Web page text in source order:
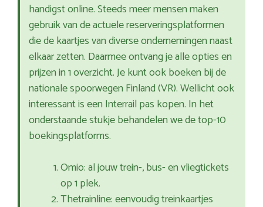
handigst online. Steeds meer mensen maken
gebruik van de actuele reserveringsplatformen
die de kaartjes van diverse ondernemingen naast
elkaar zetten. Daarmee ontvang je alle opties en
prijzen in 1 overzicht. Je kunt ook boeken bij de
nationale spoorwegen Finland (VR). Wellicht ook
interessant is een Interrail pas kopen. In het
onderstaande stukje behandelen we de top-10
boekingsplatforms.
Omio: al jouw trein-, bus- en vliegtickets
op 1 plek.
Thetrainline: eenvoudig treinkaartjes